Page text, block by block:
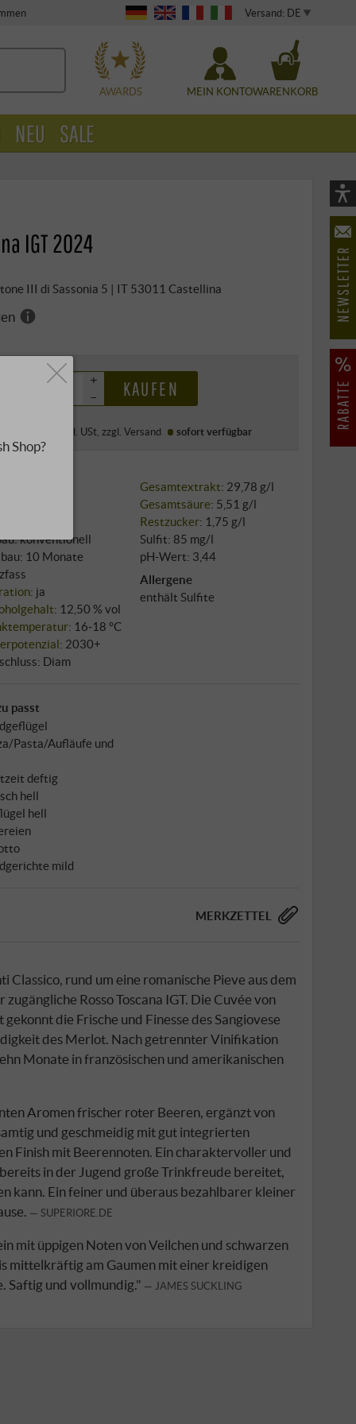
WÄHLEN Versand: DE
AWARDS MEIN KONTOWARENKORB
IGT 2024
III di Sassonia 5 | IT 53011 Castellina
+
–
KAUFEN
inkl. USt, zzgl. Versand sofort verfügbar
konventionell
10 Monate
: ja
: 12,50 % vol
: 16‑18 °C
: 2030+
Diam
Gesamtextrakt: 29,78 g/l
Gesamtsäure: 5,51 g/l
Restzucker: 1,75 g/l
Sulfit: 85 mg/l
pH-Wert: 3,44
Allergene
enthält Sulfite
passt
Pasta/Aufläufe und
deftig
hell
hell
mild
MERKZETTEL
Classico, rund um eine romanische Pieve aus dem
Rosso Toscana IGT. Die Cuvée von
die Frische und Finesse des Sangiovese
des Merlot. Nach getrennter Vinifikation
Monate in französischen und amerikanischen
Aromen frischer roter Beeren, ergänzt von
und geschmeidig mit gut integrierten
Finish mit Beerennoten. Ein charaktervoller und
in der Jugend große Trinkfreude bereitet,
kann. Ein feiner und überaus bezahlbarer kleiner
SUPERIORE.DE
mit üppigen Noten von Veilchen und schwarzen
mittelkräftig am Gaumen mit einer kreidigen
Saftig und vollmundig."
JAMES SUCKLING
NEU SALE
Shop?